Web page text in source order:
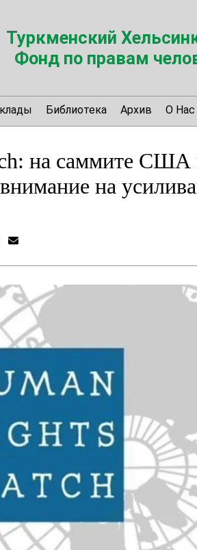
Туркменский
Фонд по правам
Библиотека Архив О Нас
на саммите
на